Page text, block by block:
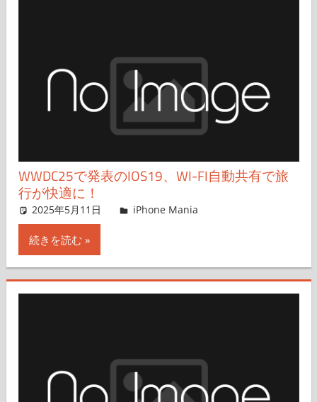
WWDC25で発表のIOS19、WI-FI自動共有で旅
行が快適に！
2025年5月11日 hato
iPhone Mania
続きを読む